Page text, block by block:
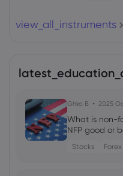
view_all_instruments
Ghko B 2025
What is non-
NFP good or
Stocks Forex